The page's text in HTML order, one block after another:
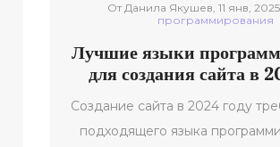
От Данила Якушев, 11 янв,
программирования
Лучшие языки
для создания сайта в
Создание сайта в 2024 году
подходящего языка